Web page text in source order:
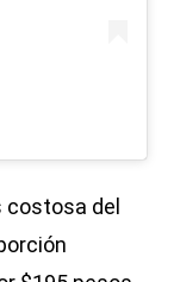
costosa del